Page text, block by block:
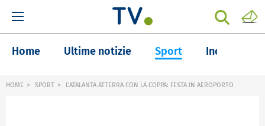
Home Ultime notizie Sport Inchieste
HOME SPORT L'ATALANTA ATTERRA CON LA COPPA: FESTA IN AEROPORTO